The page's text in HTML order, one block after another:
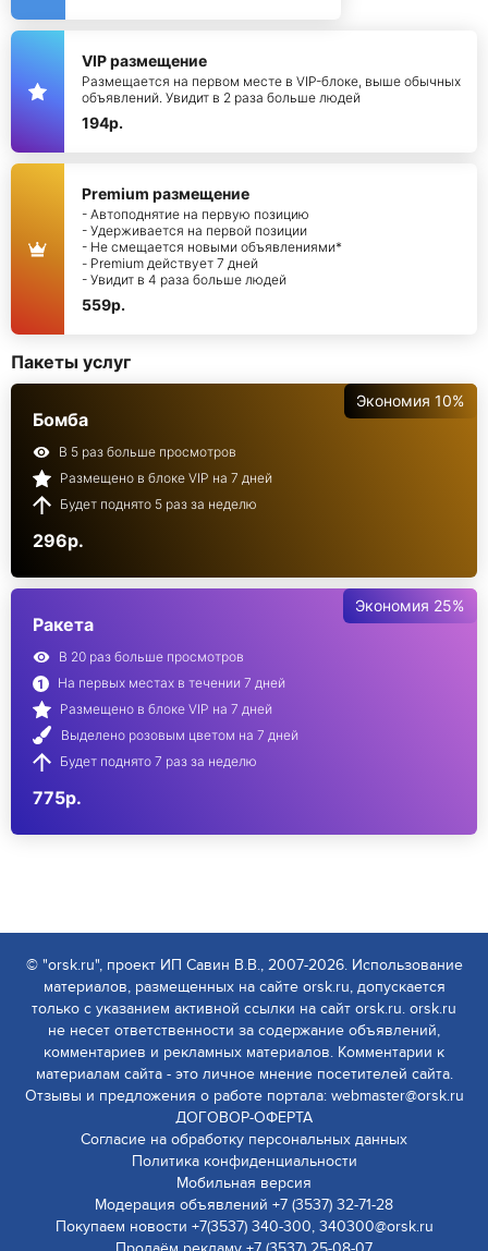
VIP размещение
Размещается на первом месте в VIP-блоке, выше обычных
объявлений. Увидит в 2 раза больше людей
194р.
Premium размещение
- Автоподнятие на первую позицию
- Удерживается на первой позиции
- Не смещается новыми объявлениями*
- Premium действует 7 дней
- Увидит в 4 раза больше людей
559р.
Пакеты услуг
Экономия 10%
Бомба
В 5 раз больше просмотров
Размещено в блоке VIP на 7 дней
Будет поднято 5 раз за неделю
296р.
Экономия 25%
Ракета
В 20 раз больше просмотров
На первых местах в течении 7 дней
Размещено в блоке VIP на 7 дней
Выделено розовым цветом на 7 дней
Будет поднято 7 раз за неделю
775р.
© "orsk.ru", проект ИП Савин В.В., 2007-2026. Использование
материалов, размещенных на сайте orsk.ru, допускается
только с указанием активной ссылки на сайт orsk.ru. orsk.ru
не несет ответственности за содержание объявлений,
комментариев и рекламных материалов. Комментарии к
материалам сайта - это личное мнение посетителей сайта.
Отзывы и предложения о работе портала: webmaster@orsk.ru
ДОГОВОР-ОФЕРТА
Согласие на обработку персональных данных
Политика конфиденциальности
Мобильная версия
Модерация объявлений +7 (3537) 32-71-28
Покупаем новости +7(3537) 340-300, 340300@orsk.ru